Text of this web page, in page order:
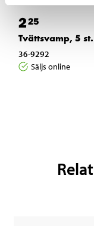
225
Tvättsvamp, 5 st.
36-9292
Säljs online